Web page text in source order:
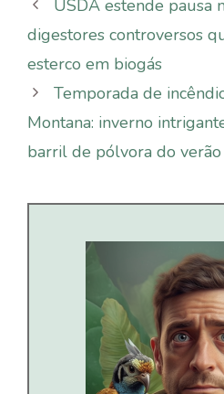
USDA estende pausa
digestores controversos
esterco em biogás
Temporada de
Montana: inverno
barril de pólvora do verão